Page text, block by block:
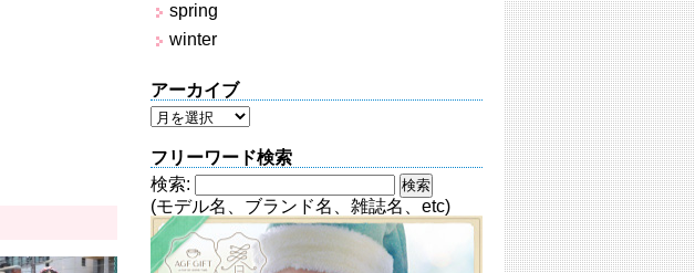
spring
winter
アーカイブ
フリーワード検索
検索:
(モデル名、ブランド名、雑誌名、etc)